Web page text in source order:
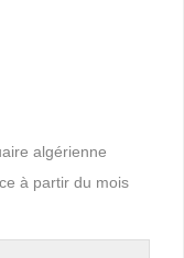
algérienne
à partir du mois